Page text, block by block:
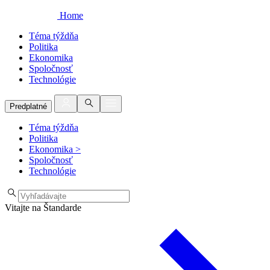
Home
Téma týždňa
Politika
Ekonomika
Spoločnosť
Technológie
Predplatné
Téma týždňa
Politika
Ekonomika >
Spoločnosť
Technológie
Vitajte na Štandarde